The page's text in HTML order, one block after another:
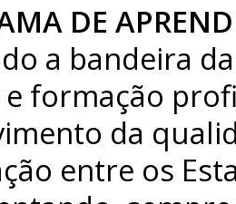
DE
a bandeira
e formação
da
entre os